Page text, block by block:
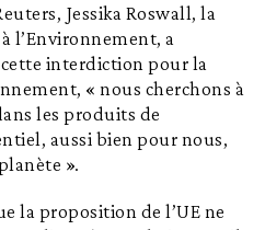
Jessika Roswall, la
l’Environnement, a
interdiction pour la
« nous cherchons à
les produits de
aussi bien pour nous,
».
la proposition de l’UE ne